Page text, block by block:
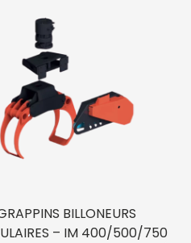
BILLONEURS
– IM 400/500/750